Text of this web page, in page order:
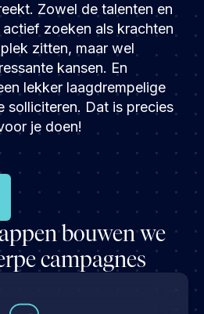
Zowel de talenten en
actief zoeken als krachten
zitten, maar wel
kansen. En
lekker laagdrempelige
solliciteren. Dat is precies
je doen!
bouwen we
campagnes